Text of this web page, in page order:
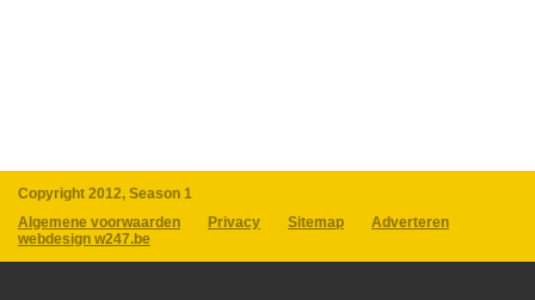
Copyright 2012, Season 1
Algemene voorwaarden
Privacy Sitemap
Adverteren
webdesign w247.be